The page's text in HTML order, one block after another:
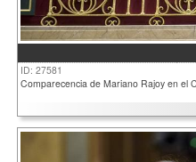
ID: 27581
Comparecencia de Mariano Rajoy en el